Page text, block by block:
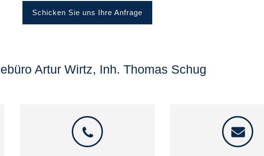
Schicken Sie uns Ihre Anfrage
Artur Wirtz, Inh. Thomas Schug